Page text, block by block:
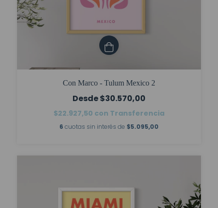
Con Marco - Tulum Mexico 2
$30.570,00
$22.927,50 con Transferencia
6 cuotas sin interés de $5.095,00